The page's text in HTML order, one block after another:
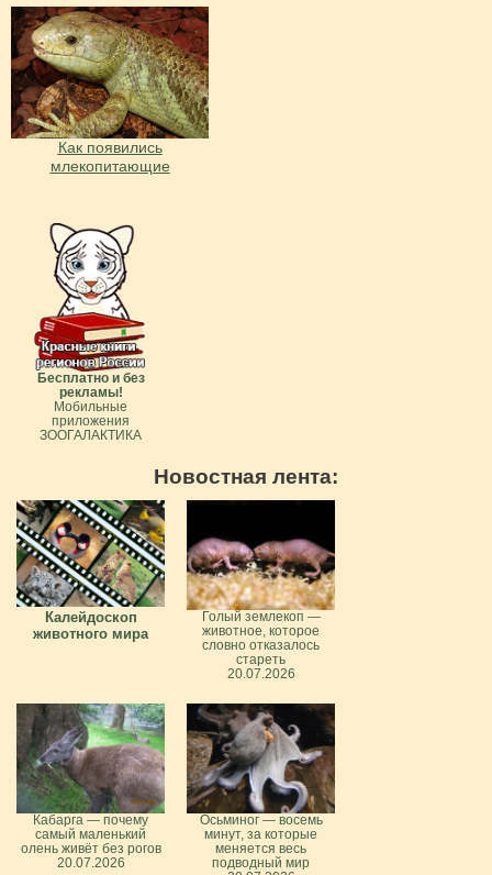
Как появились
млекопитающие
Бесплатно и без
рекламы!
Мобильные
приложения
ЗООГАЛАКТИКА
Новостная лента:
Калейдоскоп
животного мира
Голый землекоп —
животное, которое
словно отказалось
стареть
20.07.2026
Кабарга — почему
самый маленький
олень живёт без рогов
20.07.2026
Осьминог — восемь
минут, за которые
меняется весь
подводный мир